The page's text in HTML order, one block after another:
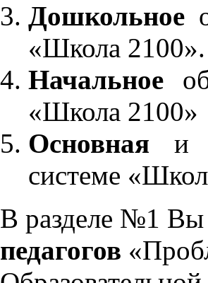
Дошкольное
«Школа 2100».
Начальное
«Школа 2100»
Основнаяи
системе
В разделе №1 Вы
педагогов